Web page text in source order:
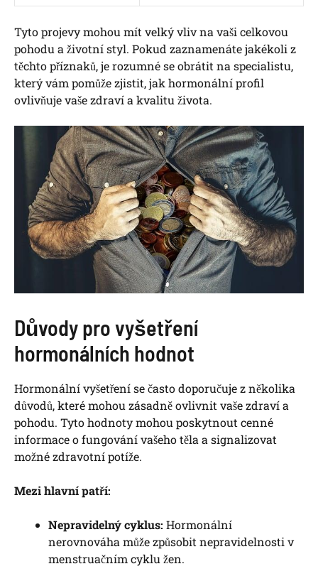
Tyto projevy mohou mít velký vliv na vaši celkovou
pohodu a životní styl. Pokud zaznamenáte jakékoli z
těchto příznaků, je rozumné se obrátit na specialistu,
který vám pomůže zjistit, jak hormonální profil
ovlivňuje vaše zdraví a kvalitu života.
Důvody pro vyšetření
hormonálních hodnot
Hormonální vyšetření se často doporučuje z několika
důvodů, které mohou zásadně ovlivnit vaše zdraví a
pohodu. Tyto hodnoty mohou poskytnout cenné
informace o fungování vašeho těla a signalizovat
možné zdravotní potíže.
Mezi hlavní patří:
Nepravidelný cyklus: Hormonální
nerovnováha může způsobit nepravidelnosti v
menstruačním cyklu žen.